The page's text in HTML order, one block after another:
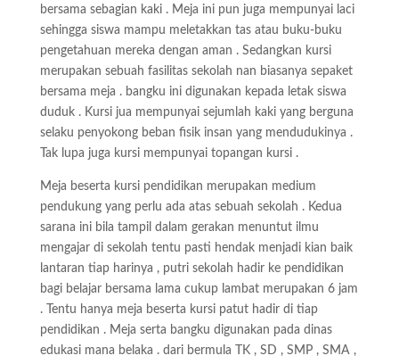
bersama sebagian kaki . Meja ini pun juga mempunyai laci
sehingga siswa mampu meletakkan tas atau buku-buku
pengetahuan mereka dengan aman . Sedangkan kursi
merupakan sebuah fasilitas sekolah nan biasanya sepaket
bersama meja . bangku ini digunakan kepada letak siswa
duduk . Kursi jua mempunyai sejumlah kaki yang berguna
selaku penyokong beban fisik insan yang mendudukinya .
Tak lupa juga kursi mempunyai topangan kursi .
Meja beserta kursi pendidikan merupakan medium
pendukung yang perlu ada atas sebuah sekolah . Kedua
sarana ini bila tampil dalam gerakan menuntut ilmu
mengajar di sekolah tentu pasti hendak menjadi kian baik
lantaran tiap harinya , putri sekolah hadir ke pendidikan
bagi belajar bersama lama cukup lambat merupakan 6 jam
. Tentu hanya meja beserta kursi patut hadir di tiap
pendidikan . Meja serta bangku digunakan pada dinas
edukasi mana belaka . dari bermula TK , SD , SMP , SMA ,